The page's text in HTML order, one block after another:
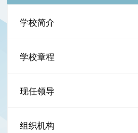
学校简介
学校章程
现任领导
组织机构